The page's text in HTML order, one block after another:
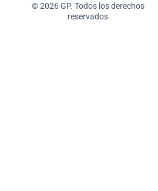
© 2026 GP. Todos los derechos
reservados